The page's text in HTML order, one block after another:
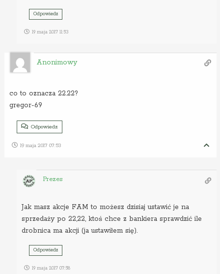
Odpowiedz
19 maja 2017 11:53
Anonimowy
co to oznacza 22.22?
gregor-69
Odpowiedz
19 maja 2017 07:53
Prezes
Jak masz akcje FAM to możesz dzisiaj ustawić je na
sprzedaży po 22,22, ktoś chce z bankiera sprawdzić ile
drobnica ma akcji (ja ustawiłem się).
Odpowiedz
19 maja 2017 07:58